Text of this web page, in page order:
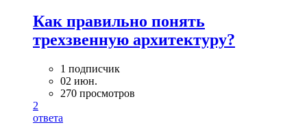
Как правильно понять
трехзвенную архитектуру?
1 подписчик
02 июн.
270 просмотров
2
ответа